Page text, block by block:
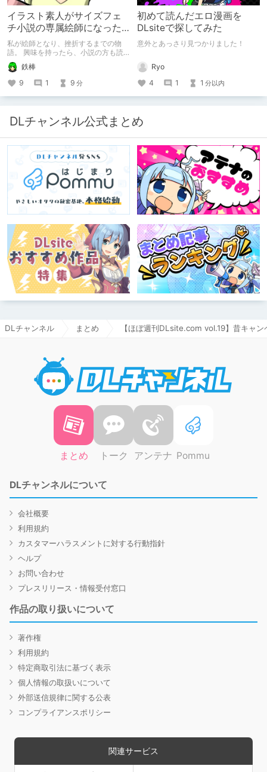
イラスト素人がサイズフェ
チ小説の専属絵師になった
お話
私が絵師となり、挫折するまでの物
語。 興味を持ったら、小説の方も読
んで欲しいなって感じ 私の絵を使っ
てくれてる小説書きさんのページＵＲ
Ｌ
https://www.pixiv.net/users/341489
73/novels?p=1
鉄棒
9
1 9 分
初めて読んだエロ漫画を
DLsiteで探してみた
意外とあっさり見つかりました！
Ryo
4
1 1 分以内
DLチャンネル公式まとめ
DLチャンネル まとめ 【ほぼ週刊DLsite.com vol.19】昔キャ
まとめ トーク アンテナ Pommu
DLチャンネルについて
会社概要
利用規約
カスタマーハラスメントに対する行動指針
ヘルプ
お問い合わせ
プレスリリース・情報受付窓口
作品の取り扱いについて
著作権
利用規約
特定商取引法に基づく表示
個人情報の取扱いについて
外部送信規律に関する公表
コンプライアンスポリシー
関連サービス